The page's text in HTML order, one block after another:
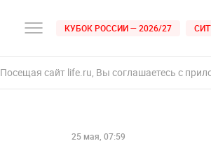
КУБОК РОССИИ — 2026/27
Посещая сайт life.ru, Вы соглашаетесь с
25 мая, 07:59